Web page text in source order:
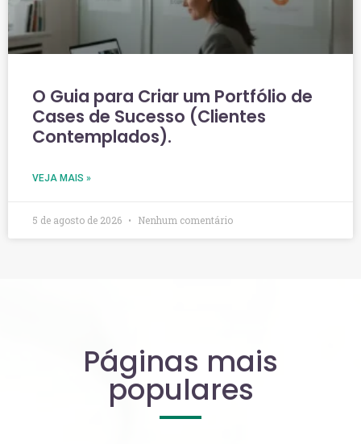
O Guia para Criar um Portfólio de
Cases de Sucesso (Clientes
Contemplados).
VEJA MAIS »
5 de agosto de 2026 Nenhum comentário
Páginas mais
populares